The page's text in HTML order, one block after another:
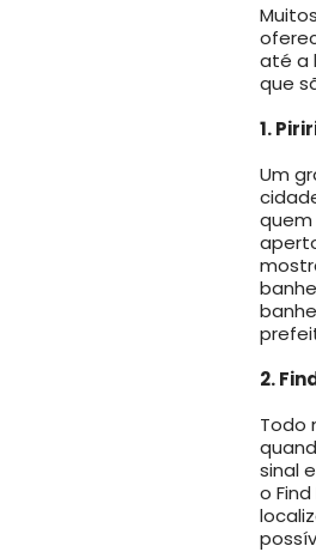
até a
que
1.
Um
quem
2.
Todo
sinal
o